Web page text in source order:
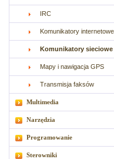
IRC
Komunikatory internetowe
Komunikatory sieciowe
Mapy i nawigacja GPS
Transmisja faksów
Multimedia
Narzędzia
Programowanie
Sterowniki